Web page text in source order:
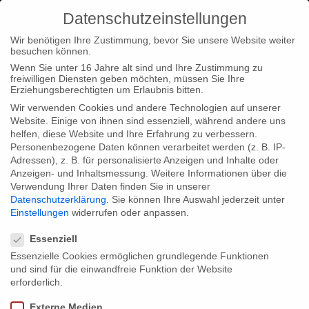
Home Type|News Make Love – meet the press
Make Love – meet the press
Our new trimedial project “Make Love” will be presented for the
first time today on 15.30 h at NHow Hotel in Berlin.
Ann-Marlene Henning, author of the bestselling-sex-educational
book “Make Love” and host of the show, Peter Dreckmann,
Datenschutzeinstellungen
Wir benötigen Ihre Zustimmung, bevor Sie unsere Website weiter
besuchen können.
Wenn Sie unter 16 Jahre alt sind und Ihre Zustimmung zu
freiwilligen Diensten geben möchten, müssen Sie Ihre
Erziehungsberechtigten um Erlaubnis bitten.
Wir verwenden Cookies und andere Technologien auf unserer
Website. Einige von ihnen sind essenziell, während andere uns
helfen, diese Website und Ihre Erfahrung zu verbessern.
Personenbezogene Daten können verarbeitet werden (z. B. IP-
Adressen), z. B. für personalisierte Anzeigen und Inhalte oder
Anzeigen- und Inhaltsmessung. Weitere Informationen über die
Verwendung Ihrer Daten finden Sie in unserer
Datenschutzerklärung
Sie können Ihre Auswahl jederzeit unter
Einstellungen widerrufen oder anpassen.
Essenziell
Essenzielle Cookies ermöglichen grundlegende Funktionen
und sind für die einwandfreie Funktion der Website
erforderlich.